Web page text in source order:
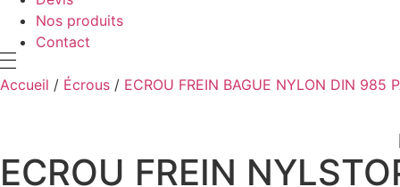
Nos produits
Contact
Accueil / Écrous / ECROU FREIN BAGUE NYLON DIN 985
ECROU FREIN